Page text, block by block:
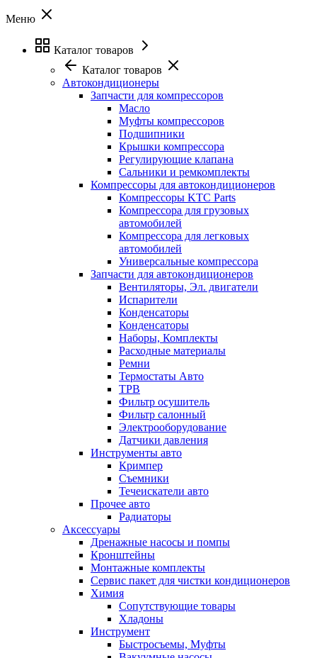
Меню
Каталог товаров
Каталог товаров
Автокондиционеры
Запчасти для компрессоров
Масло
Муфты компрессоров
Подшипники
Крышки компрессора
Регулирующие клапана
Сальники и ремкомплекты
Компрессоры для автокондиционеров
Компрессоры KTC Parts
Компрессора для грузовых
автомобилей
Компрессора для легковых
автомобилей
Универсальные компрессора
Запчасти для автокондиционеров
Вентиляторы, Эл. двигатели
Испарители
Конденсаторы
Конденсаторы
Наборы, Комплекты
Расходные материалы
Ремни
Термостаты Авто
ТРВ
Фильтр осушитель
Фильтр салонный
Электрооборудование
Датчики давления
Инструменты авто
Кримпер
Съемники
Течеискатели авто
Прочее авто
Радиаторы
Аксессуары
Дренажные насосы и помпы
Кронштейны
Монтажные комплекты
Сервис пакет для чистки кондиционеров
Химия
Сопутствующие товары
Хладоны
Инструмент
Быстросъемы, Муфты